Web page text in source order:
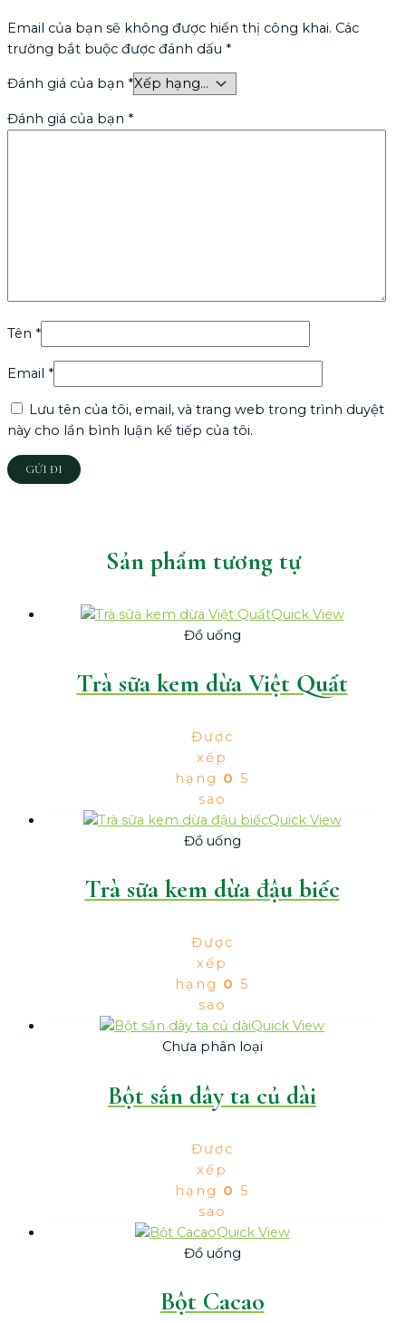
Email của bạn sẽ không được hiển thị công khai. Các
trường bắt buộc được đánh dấu *
Đánh giá của bạn *
Đánh giá của bạn *
Tên *
Email *
Lưu tên của tôi, email, và trang web trong trình duyệt
này cho lần bình luận kế tiếp của tôi.
Sản phẩm tương tự
Quick View
Đồ uống
Trà sữa kem dừa Việt Quất
Được
xếp
hạng 0 5
sao
Quick View
Đồ uống
Trà sữa kem dừa đậu biếc
Được
xếp
hạng 0 5
sao
Quick View
Chưa phân loại
Bột sắn dây ta củ dài
Được
xếp
hạng 0 5
sao
Quick View
Đồ uống
Bột Cacao